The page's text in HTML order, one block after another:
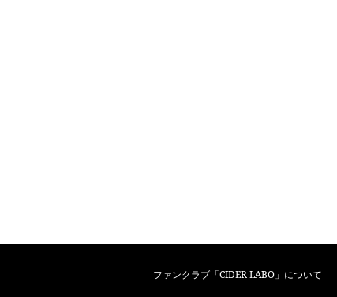
ファンクラブ「CIDER LABO」について